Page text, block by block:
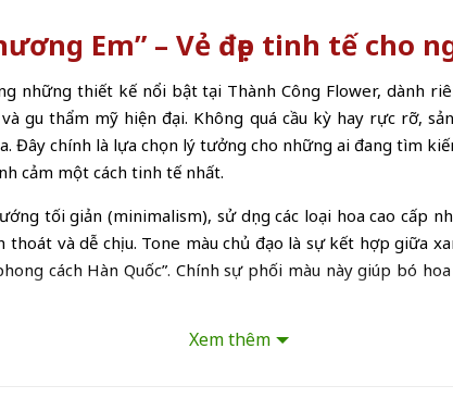
Em” – Vẻ đẹp tinh tế cho
những thiết kế nổi bật tại Thành Công Flower, dành
gu thẩm mỹ hiện đại. Không quá cầu kỳ hay rực rỡ,
Đây chính là lựa chọn lý tưởng cho những ai đang tìm
cảm một cách tinh tế nhất.
tối giản (minimalism), sử dụng các loại hoa cao cấp
và dễ chịu. Tone màu chủ đạo là sự kết hợp giữa
cách Hàn Quốc”. Chính sự phối màu này giúp bó
Xem thêm